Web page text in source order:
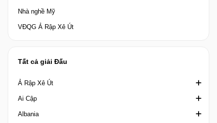
Nhà nghề Mỹ
VĐQG Ả Rập Xê Út
Tất cả giải Đấu
Ả Rập Xê Út
Crown Prince Cup Saudi Arabia
Division 1 Saudi Arabia
Ai Cập
Cúp quốc gia Ai Cập
Albania